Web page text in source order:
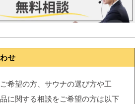
せ
希望の方、サウナの選び方や工
に関する相談をご希望の方は以下